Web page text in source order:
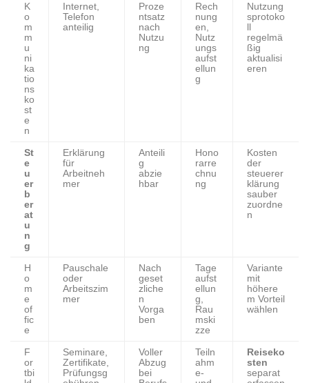
K
o
m
m
u
ni
ka
tio
ns
ko
st
e
n
Internet,
Telefon
anteilig
Proze
ntsatz
nach
Nutzu
ng
Rech
nung
en,
Nutz
ungs
aufst
ellun
g
Nutzung
sprotoko
regelmä
ßig
aktualisi
eren
St
e
u
er
b
er
at
u
n
g
Erklärung
für
Arbeitneh
mer
Anteili
g
abzie
hbar
Hono
rarre
chnu
ng
Kosten
der
steuerer
klärung
sauber
zuordne
n
H
o
m
e
of
fic
e
Pauschale
oder
Arbeitszim
mer
Nach
geset
zliche
n
Vorga
ben
Tage
aufst
ellun
g,
Rau
mski
zze
Variante
mit
höhere
m Vorteil
wählen
F
or
tbi
Seminare,
Zertifikate,
Prüfungsg
Voller
Abzug
bei
Teiln
ahm
e-
Reiseko
sten
separat